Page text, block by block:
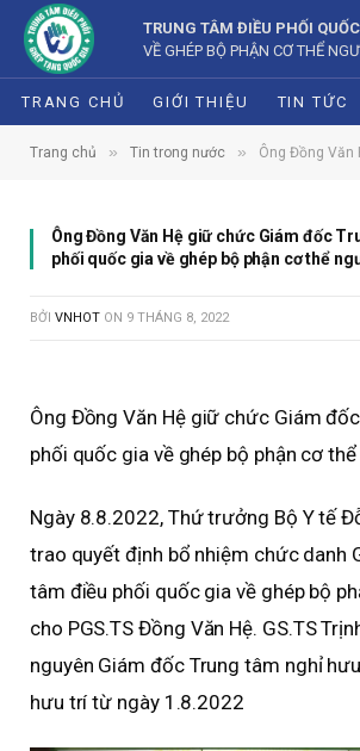
TRUNG TÂM ĐIỀU PHỐI
VỀ GHÉP BỘ PHẬN CƠ THỂ
TRANG CHỦ GIỚI THIỆU TIN TỨC
Trang chủ » Tin trong nước » Ông Đồng Văn Hệ giữ chức Giám đốc
Ông Đồng Văn Hệ giữ chức Giám đốc
phối quốc gia về ghép bộ phận cơ thể
BỞI VNHOT ON 9 THÁNG 8, 2022
Ông Đồng Văn Hệ giữ chức Giám
phối quốc gia về ghép bộ phận cơ
Ngày 8.8.2022, Thứ trưởng Bộ Y tế
trao quyết định bổ nhiệm chức danh
tâm điều phối quốc gia về ghép bộ
cho PGS.TS Đồng Văn Hệ. GS.TS
nguyên Giám đốc Trung tâm nghỉ
hưu trí từ ngày 1.8.2022